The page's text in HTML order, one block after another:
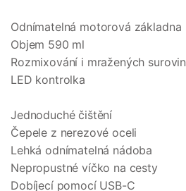
Odnímatelná motorová základna
Objem 590 ml
Rozmixování i mražených surovin
LED kontrolka
Jednoduché čištění
Čepele z nerezové oceli
Lehká odnímatelná nádoba
Nepropustné víčko na cesty
Dobíjecí pomocí USB-C